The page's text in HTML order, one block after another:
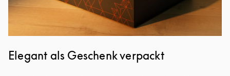
Elegant als Geschenk verpackt